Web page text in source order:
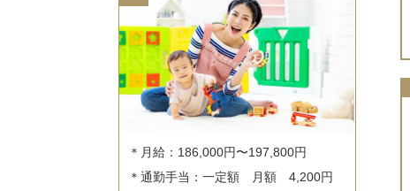
＊月給：186,000円〜197,800円
＊通勤手当：一定額　月額　4,200円